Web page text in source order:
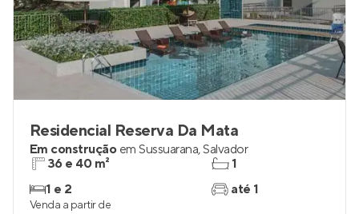
Residencial Reserva Da Mata
Em construção em Sussuarana,Salvador
36 e 40 m²
1 e 2
1
até 1
Venda a partir de